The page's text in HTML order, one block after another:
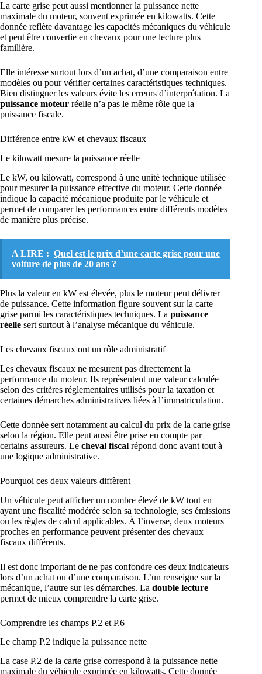
La carte grise peut aussi mentionner la puissance nette
maximale du moteur, souvent exprimée en kilowatts. Cette
donnée reflète davantage les capacités mécaniques du véhicule
et peut être convertie en chevaux pour une lecture plus
familière.
Elle intéresse surtout lors d’un achat, d’une comparaison entre
modèles ou pour vérifier certaines caractéristiques techniques.
Bien distinguer les valeurs évite les erreurs d’interprétation. La
puissance moteur réelle n’a pas le même rôle que la
puissance fiscale.
Différence entre kW et chevaux fiscaux
Le kilowatt mesure la puissance réelle
Le kW, ou kilowatt, correspond à une unité technique utilisée
pour mesurer la puissance effective du moteur. Cette donnée
indique la capacité mécanique produite par le véhicule et
permet de comparer les performances entre différents modèles
de manière plus précise.
A LIRE : Quel est le prix d’une carte grise pour une
voiture de plus de 20 ans ?
Plus la valeur en kW est élevée, plus le moteur peut délivrer
de puissance. Cette information figure souvent sur la carte
grise parmi les caractéristiques techniques. La puissance
réelle sert surtout à l’analyse mécanique du véhicule.
Les chevaux fiscaux ont un rôle administratif
Les chevaux fiscaux ne mesurent pas directement la
performance du moteur. Ils représentent une valeur calculée
selon des critères réglementaires utilisés pour la taxation et
certaines démarches administratives liées à l’immatriculation.
Cette donnée sert notamment au calcul du prix de la carte grise
selon la région. Elle peut aussi être prise en compte par
certains assureurs. Le cheval fiscal répond donc avant tout à
une logique administrative.
Pourquoi ces deux valeurs diffèrent
Un véhicule peut afficher un nombre élevé de kW tout en
ayant une fiscalité modérée selon sa technologie, ses émissions
ou les règles de calcul applicables. À l’inverse, deux moteurs
proches en performance peuvent présenter des chevaux
fiscaux différents.
Il est donc important de ne pas confondre ces deux indicateurs
lors d’un achat ou d’une comparaison. L’un renseigne sur la
mécanique, l’autre sur les démarches. La double lecture
permet de mieux comprendre la carte grise.
Comprendre les champs P.2 et P.6
Le champ P.2 indique la puissance nette
La case P.2 de la carte grise correspond à la puissance nette
maximale du véhicule exprimée en kilowatts. Cette donnée